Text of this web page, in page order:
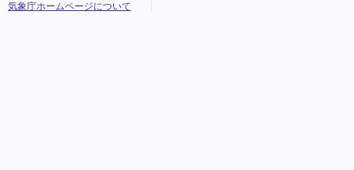
気象庁ホームページについて